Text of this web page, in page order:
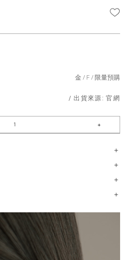
金 F 限量預購
/ 出貨來源:官網